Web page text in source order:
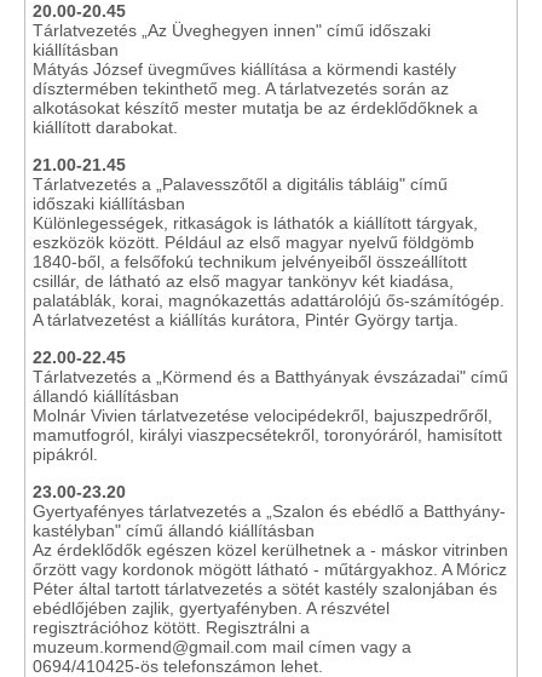
20.00-20.45
Tárlatvezetés „Az Üveghegyen innen" című időszaki
kiállításban
Mátyás József üvegműves kiállítása a körmendi kastély
dísztermében tekinthető meg. A tárlatvezetés során az
alkotásokat készítő mester mutatja be az érdeklődőknek a
kiállított darabokat.
21.00-21.45
Tárlatvezetés a „Palavesszőtől a digitális tábláig" című
időszaki kiállításban
Különlegességek, ritkaságok is láthatók a kiállított tárgyak,
eszközök között. Például az első magyar nyelvű földgömb
1840-ből, a felsőfokú technikum jelvényeiből összeállított
csillár, de látható az első magyar tankönyv két kiadása,
palatáblák, korai, magnókazettás adattárolójú ős-számítógép.
A tárlatvezetést a kiállítás kurátora, Pintér György tartja.
22.00-22.45
Tárlatvezetés a „Körmend és a Batthyányak évszázadai" című
állandó kiállításban
Molnár Vivien tárlatvezetése velocipédekről, bajuszpedrőről,
mamutfogról, királyi viaszpecsétekről, toronyóráról, hamisított
pipákról.
23.00-23.20
Gyertyafényes tárlatvezetés a „Szalon és ebédlő a Batthyány-
kastélyban" című állandó kiállításban
Az érdeklődők egészen közel kerülhetnek a - máskor vitrinben
őrzött vagy kordonok mögött látható - műtárgyakhoz. A Móricz
Péter által tartott tárlatvezetés a sötét kastély szalonjában és
ebédlőjében zajlik, gyertyafényben. A részvétel
regisztrációhoz kötött. Regisztrálni a
muzeum.kormend@gmail.com mail címen vagy a
0694/410425-ös telefonszámon lehet.